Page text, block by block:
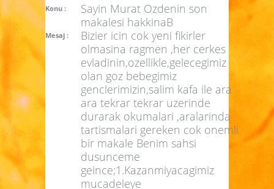
Konu :
Sayin Murat Ozdenin son
makalesi hakkinaB
Mesaj :
Bizier icin cok yeni fikirler
olmasina ragmen ,her cerkes
evladinin,ozellikle,gelecegimiz
olan goz bebegimiz
genclerimizin,salim kafa ile ara
ara tekrar tekrar uzerinde
durarak okumalari ,aralarinda
tartismalari gereken cok onemli
bir makale Benim sahsi
dusunceme
geince;1.Kazanmiyacagimiz
mucadeleye